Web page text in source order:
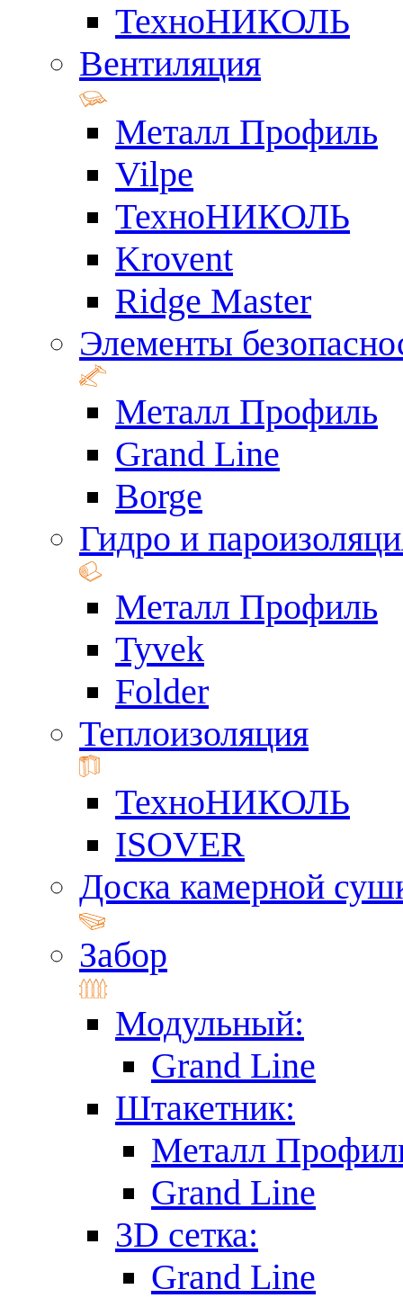
ТехноНИКОЛЬ
Вентиляция
Металл Профиль
Vilpe
ТехноНИКОЛЬ
Krovent
Ridge Master
Элементы
Металл Профиль
Grand Line
Borge
Гидро и
Металл Профиль
Tyvek
Folder
Теплоизоляция
ТехноНИКОЛЬ
ISOVER
Доска камерной
Забор
Модульный:
Grand Line
Штакетник:
Металл
Grand Line
3D сетка:
Grand Line